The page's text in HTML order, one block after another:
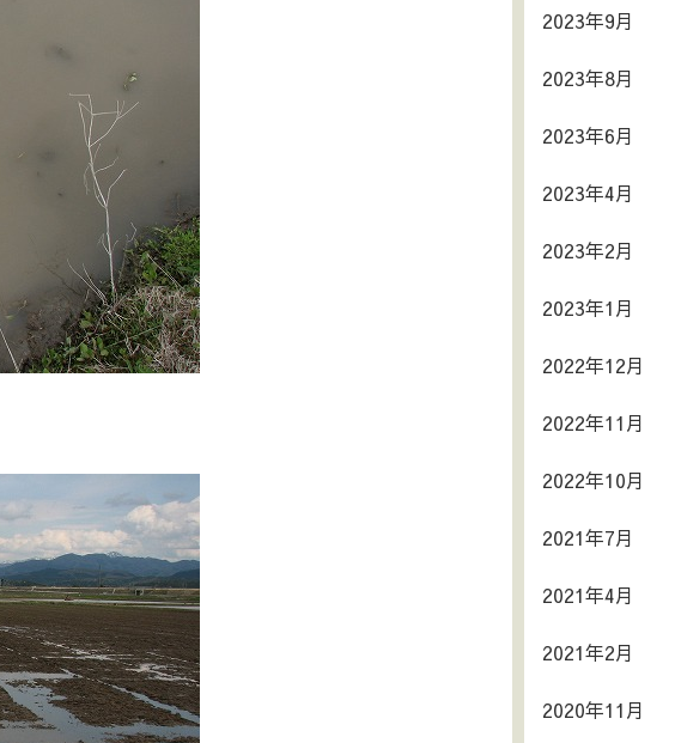
2023年9月
2023年8月
2023年6月
2023年4月
2023年2月
2023年1月
2022年12月
2022年11月
2022年10月
2021年7月
2021年4月
2021年2月
2020年11月